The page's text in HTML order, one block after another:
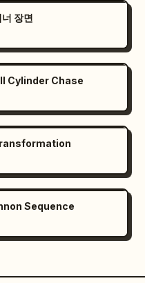
장면
Cylinder Chase
Sequence